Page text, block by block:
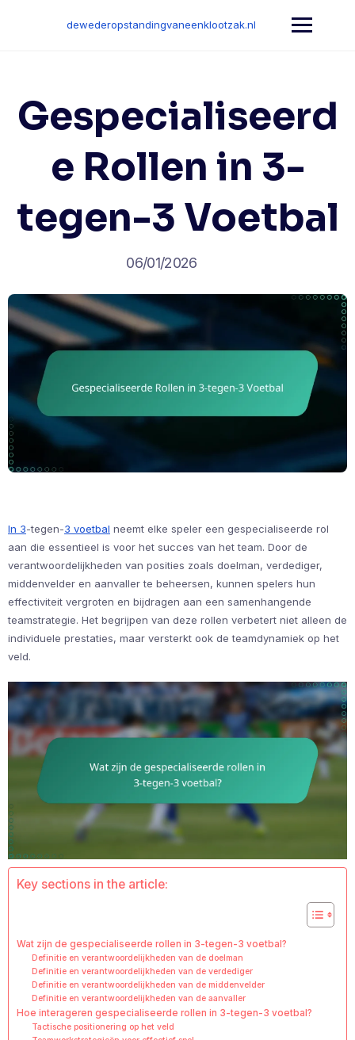
dewederopstandingvaneenklootzak.nl
Gespecialiseerd
e Rollen in 3-
tegen-3 Voetbal
06/01/2026
In 3-tegen-3 voetbal neemt elke speler een gespecialiseerde rol
aan die essentieel is voor het succes van het team. Door de
verantwoordelijkheden van posities zoals doelman, verdediger,
middenvelder en aanvaller te beheersen, kunnen spelers hun
effectiviteit vergroten en bijdragen aan een samenhangende
teamstrategie. Het begrijpen van deze rollen verbetert niet alleen de
individuele prestaties, maar versterkt ook de teamdynamiek op het
veld.
Key sections in the article:
Wat zijn de gespecialiseerde rollen in 3-tegen-3 voetbal?
Definitie en verantwoordelijkheden van de doelman
Definitie en verantwoordelijkheden van de verdediger
Definitie en verantwoordelijkheden van de middenvelder
Definitie en verantwoordelijkheden van de aanvaller
Hoe interageren gespecialiseerde rollen in 3-tegen-3 voetbal?
Tactische positionering op het veld